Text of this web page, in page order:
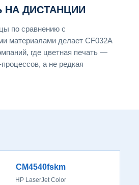
ДИСТАНЦИИ
по сравнению с
материалами делает CF032A
где цветная печать —
а не редкая
CM4540fskm
HP LaserJet Color